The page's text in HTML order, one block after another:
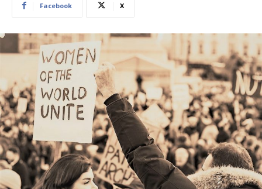
Facebook X